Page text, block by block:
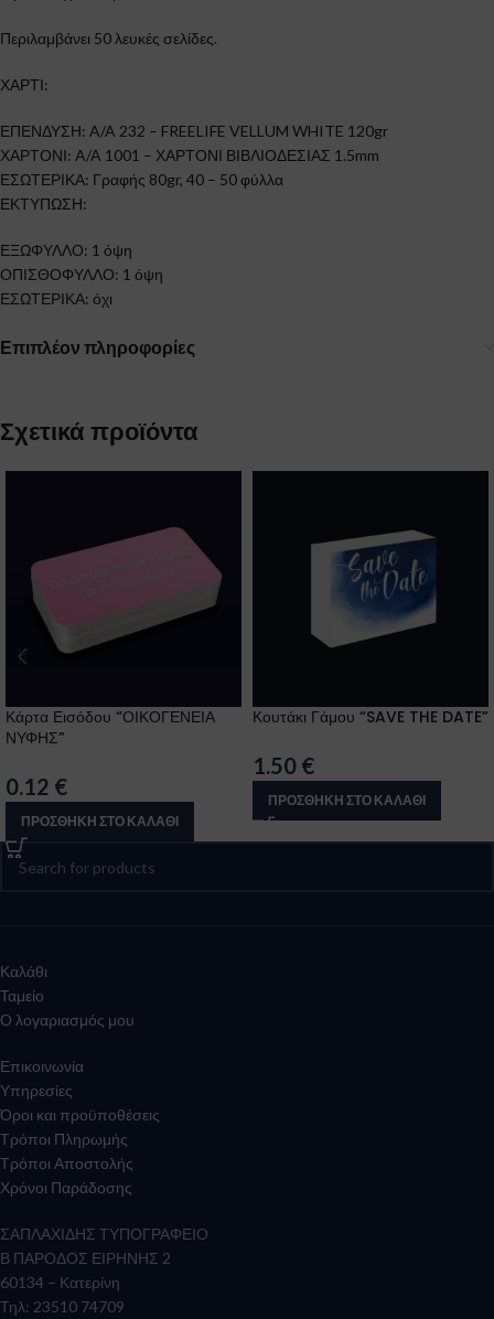
Περιλαμβάνει 50 λευκές σελίδες.
ΧΑΡΤΙ:
ΕΠΕΝΔΥΣΗ: A/A 232 – FREELIFE VELLUM WHITE 120gr
ΧΑΡΤΟΝΙ: A/A 1001 – ΧΑΡΤΟΝΙ ΒΙΒΛΙΟΔΕΣΙΑΣ 1.5mm
ΕΣΩΤΕΡΙΚΑ: Γραφής 80gr, 40 – 50 φύλλα
ΕΚΤΥΠΩΣΗ:
ΕΞΩΦΥΛΛΟ: 1 όψη
ΟΠΙΣΘΟΦΥΛΛΟ: 1 όψη
ΕΣΩΤΕΡΙΚΑ: όχι
Επιπλέον πληροφορίες
Σχετικά προϊόντα
Κάρτα Εισόδου “ΟΙΚΟΓΕΝΕΙΑ
ΝΥΦΗΣ”
0.12 €
ΠΡΟΣΘΉΚΗ ΣΤΟ ΚΑΛΆΘΙ
Κουτάκι Γάμου “SAVE THE DATE”
1.50 €
ΠΡΟΣΘΉΚΗ ΣΤΟ ΚΑΛΆΘΙ
Καλάθι
Ταμείο
Ο λογαριασμός μου
Επικοινωνία
Υπηρεσίες
Όροι και προϋποθέσεις
Τρόποι Πληρωμής
Τρόποι Αποστολής
Χρόνοι Παράδοσης
ΣΑΠΛΑΧΙΔΗΣ ΤΥΠΟΓΡΑΦΕΙΟ
Β ΠΑΡΟΔΟΣ ΕΙΡΗΝΗΣ 2
60134 – Κατερίνη
Τηλ: 23510 74709